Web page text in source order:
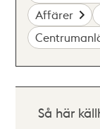
Affärer
Så här